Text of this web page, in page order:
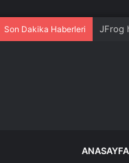
Son Dakika Haberleri JFrog
ANASAYFA